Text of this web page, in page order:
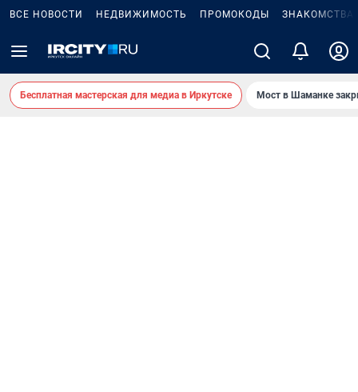
ВСЕ НОВОСТИ НЕДВИЖИМОСТЬ ПРОМОКОДЫ ЗНАКОМСТВА
Бесплатная мастерская для медиа в Иркутске Мост в Шаманке